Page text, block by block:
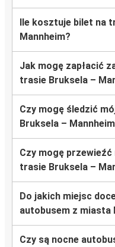
Ile kosztuje bilet na
Mannheim?
Jak mogę zapłacić
trasie Bruksela –
Czy mogę śledzić
Bruksela –
Czy mogę
trasie Bruksela –
Do jakich miejsc
autobusem z miasta
Czy są nocne